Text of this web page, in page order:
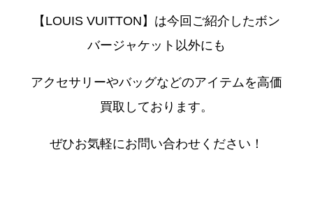
【LOUIS VUITTON】は今回ご紹介したボン
バージャケット以外にも
アクセサリーやバッグなどのアイテムを高価
買取しております。
ぜひお気軽にお問い合わせください！